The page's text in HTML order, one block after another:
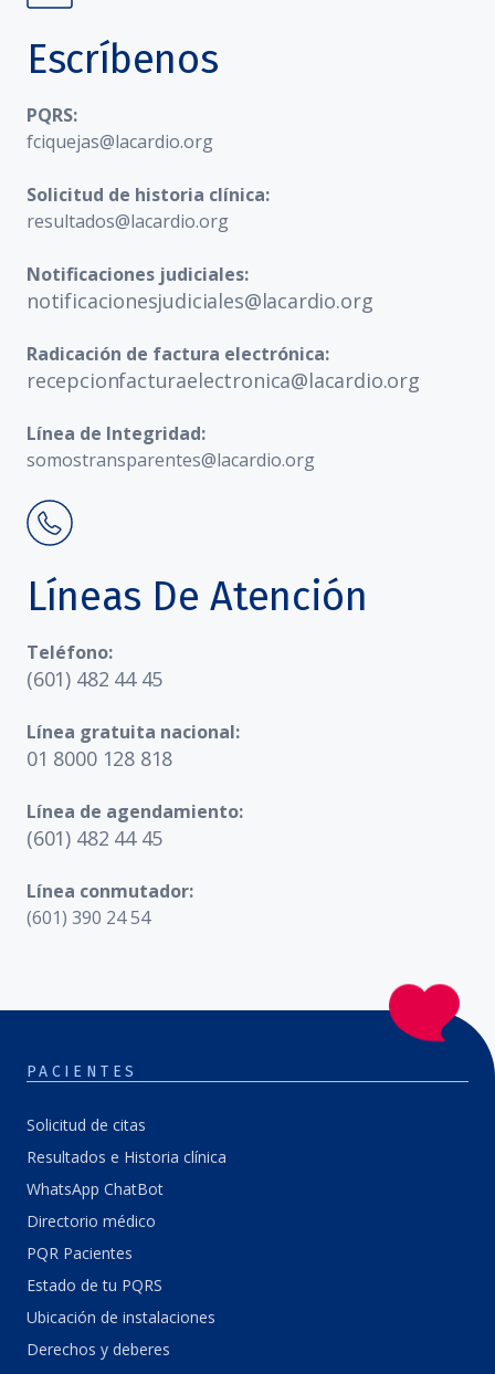
Escríbenos
PQRS:
fciquejas@lacardio.org
Solicitud de historia clínica:
resultados@lacardio.org
Notificaciones judiciales:
notificacionesjudiciales@lacardio.org
Radicación de factura electrónica:
recepcionfacturaelectronica@lacardio.org
Línea de Integridad:
somostransparentes@lacardio.org
Líneas De Atención
Teléfono:
(601) 482 44 45
Línea gratuita nacional:
01 8000 128 818
Línea de agendamiento:
(601) 482 44 45
Línea conmutador:
(601) 390 24 54
PACIENTES
Solicitud de citas
Resultados e Historia clínica
WhatsApp ChatBot
Directorio médico
PQR Pacientes
Estado de tu PQRS
Ubicación de instalaciones
Derechos y deberes